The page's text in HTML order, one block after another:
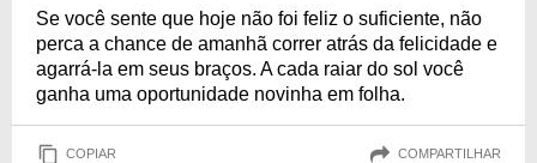
Se você sente que hoje não foi feliz o suficiente, não
perca a chance de amanhã correr atrás da felicidade e
agarrá-la em seus braços. A cada raiar do sol você
ganha uma oportunidade novinha em folha.
COPIAR COMPARTILHAR